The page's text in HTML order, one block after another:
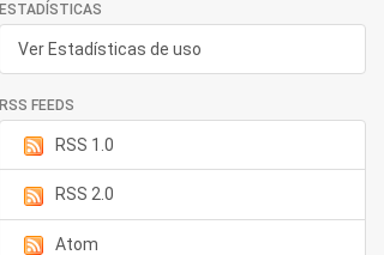
ESTADÍSTICAS
Ver Estadísticas de uso
RSS FEEDS
RSS 1.0
RSS 2.0
Atom